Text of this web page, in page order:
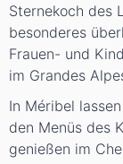
Sternekoch des
besonderes
Frauen- und
im Grandes
In Méribel
den Menüs des
genießen im